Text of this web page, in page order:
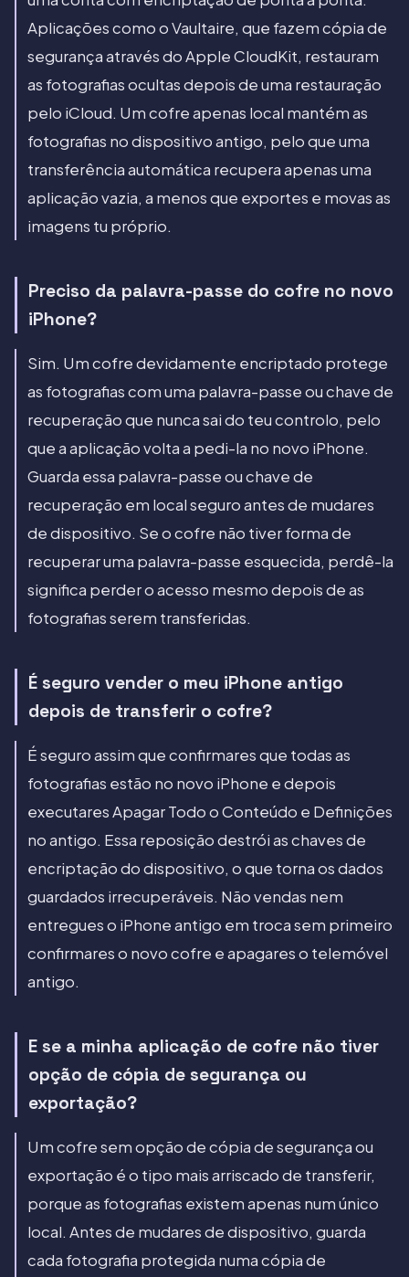
Aplicações como o Vaultaire, que fazem cópia de
segurança através do Apple CloudKit, restauram
as fotografias ocultas depois de uma restauração
pelo iCloud. Um cofre apenas local mantém as
fotografias no dispositivo antigo, pelo que uma
transferência automática recupera apenas uma
aplicação vazia, a menos que exportes e movas as
imagens tu próprio.
Preciso da palavra-passe do cofre no novo
iPhone?
Sim. Um cofre devidamente encriptado protege
as fotografias com uma palavra-passe ou chave de
recuperação que nunca sai do teu controlo, pelo
que a aplicação volta a pedi-la no novo iPhone.
Guarda essa palavra-passe ou chave de
recuperação em local seguro antes de mudares
de dispositivo. Se o cofre não tiver forma de
recuperar uma palavra-passe esquecida, perdê-la
significa perder o acesso mesmo depois de as
fotografias serem transferidas.
É seguro vender o meu iPhone antigo
depois de transferir o cofre?
É seguro assim que confirmares que todas as
fotografias estão no novo iPhone e depois
executares Apagar Todo o Conteúdo e Definições
no antigo. Essa reposição destrói as chaves de
encriptação do dispositivo, o que torna os dados
guardados irrecuperáveis. Não vendas nem
entregues o iPhone antigo em troca sem primeiro
confirmares o novo cofre e apagares o telemóvel
antigo.
E se a minha aplicação de cofre não tiver
opção de cópia de segurança ou
exportação?
Um cofre sem opção de cópia de segurança ou
exportação é o tipo mais arriscado de transferir,
porque as fotografias existem apenas num único
local. Antes de mudares de dispositivo, guarda
cada fotografia protegida numa cópia de